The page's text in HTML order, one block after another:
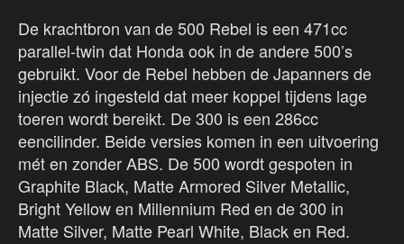
De krachtbron van de 500 Rebel is een 471cc
parallel-twin dat Honda ook in de andere 500’s
gebruikt. Voor de Rebel hebben de Japanners de
injectie zó ingesteld dat meer koppel tijdens lage
toeren wordt bereikt. De 300 is een 286cc
eencilinder. Beide versies komen in een uitvoering
mét en zonder ABS. De 500 wordt gespoten in
Graphite Black, Matte Armored Silver Metallic,
Bright Yellow en Millennium Red en de 300 in
Matte Silver, Matte Pearl White, Black en Red.